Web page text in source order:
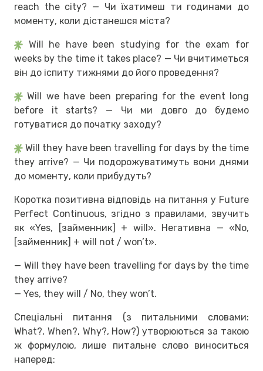
reach the city? — Чи їхатимеш ти годинами до
моменту, коли дістанешся міста?
Will he have been studying for the exam for
weeks by the time it takes place? — Чи вчитиметься
він до іспиту тижнями до його проведення?
Will we have been preparing for the event long
before it starts? — Чи ми довго до будемо
готуватися до початку заходу?
Will they have been travelling for days by the time
they arrive? — Чи подорожуватимуть вони днями
до моменту, коли прибудуть?
Коротка позитивна відповідь на питання у Future
Perfect Continuous, згідно з правилами, звучить
як «Yes, [займенник] + will». Негативна — «No,
[займенник] + will not / won’t».
— Will they have been travelling for days by the time
they arrive?
— Yes, they will / No, they won’t.
Спеціальні питання (з питальними словами:
What?, When?, Why?, How?) утворюються за такою
ж формулою, лише питальне слово виноситься
наперед: